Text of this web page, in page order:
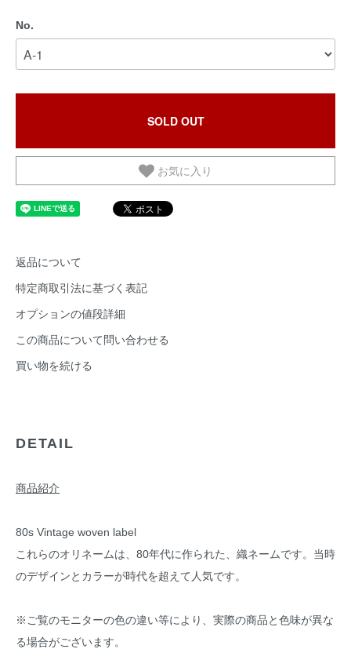
No.
SOLD OUT
お気に入り
返品について
特定商取引法に基づく表記
オプションの値段詳細
この商品について問い合わせる
買い物を続ける
DETAIL
商品紹介
80s Vintage woven label
これらのオリネームは、80年代に作られた、織ネームです。当時
のデザインとカラーが時代を超えて人気です。
※ご覧のモニターの色の違い等により、実際の商品と色味が異な
る場合がございます。